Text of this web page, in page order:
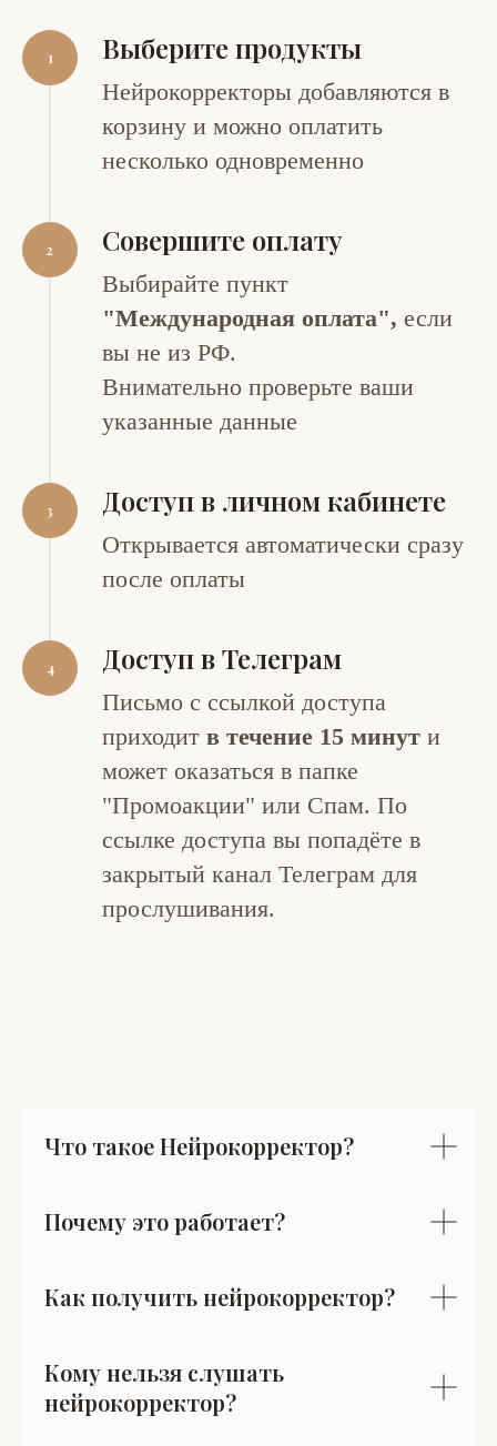
Выберите продукты
Нейрокорректоры добавляются в
корзину и можно оплатить
несколько одновременно
Совершите оплату
Выбирайте пункт
"Международная оплата", если
вы не из РФ.
Внимательно проверьте ваши
указанные данные
Доступ в личном кабинете
Открывается автоматически сразу
после оплаты
Доступ в Телеграм
Письмо с ссылкой доступа
приходит в течение 15 минут и
может оказаться в папке
"Промоакции" или Спам. По
ссылке доступа вы попадёте в
закрытый канал Телеграм для
прослушивания.
Что такое Нейрокорректор?
Почему это работает?
Как получить нейрокорректор?
Кому нельзя слушать
нейрокорректор?